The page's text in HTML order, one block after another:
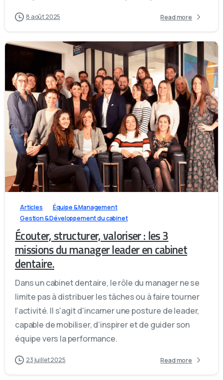
8 août 2025 Read more
0 11
Articles
Équipe & Management
Gestion & Développement du cabinet
Écouter, structurer, valoriser : les 3
missions du manager leader en cabinet
dentaire.
Dans un cabinet dentaire, le rôle du manager ne se
limite pas à distribuer les tâches ou à faire tourner
l’activité. Il s'agit d'incarner une posture de leader,
capable de mobiliser, d’inspirer et de guider son
équipe vers la performance.
23 juillet 2025 Read more